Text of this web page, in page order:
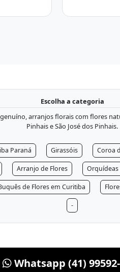
Escolha a categoria
arranjos florais com flores
Pinhais e São José dos Pinhais.
Paraná Girassóis Coroa
Arranjo de Flores Orquídeas
de Flores em Curitiba
-
Whatsapp (41)